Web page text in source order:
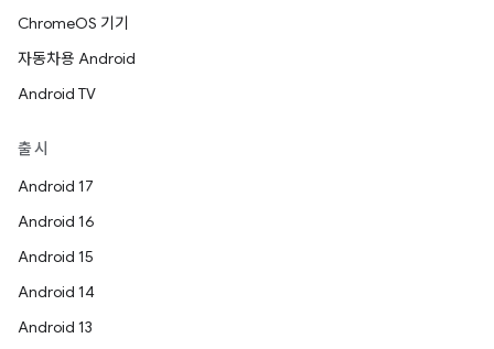
ChromeOS 기기
자동차용 Android
Android TV
출시
Android 17
Android 16
Android 15
Android 14
Android 13